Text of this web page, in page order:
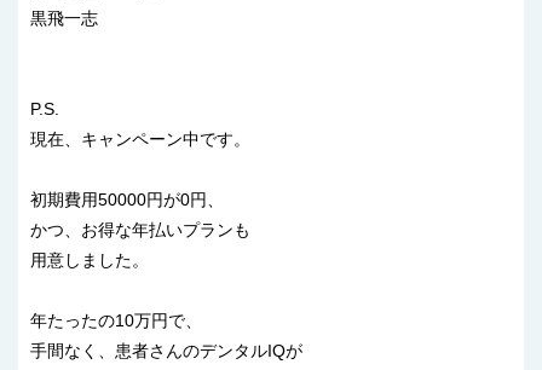
黒飛一志
P.S.
現在、キャンペーン中です。
初期費用50000円が0円、
かつ、お得な年払いプランも
用意しました。
年たったの10万円で、
手間なく、患者さんのデンタルIQが